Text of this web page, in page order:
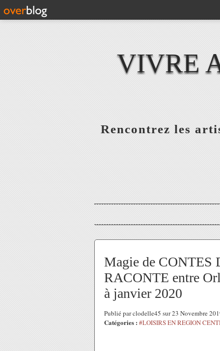
VIVRE
Rencontrez les
Magie de CONTES
RACONTE entre
à janvier 2020
Publié par clodelle45 sur 23 Novembre
Catégories : #LOISIRS EN REGION